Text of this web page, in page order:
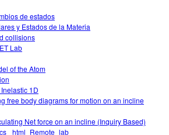
de estados
y Estados de la Materia
collisions
Lab
of the Atom
1D
free body diagrams for motion on an incline
Net force on an incline (Inquiry Based)
_html_Remote_lab